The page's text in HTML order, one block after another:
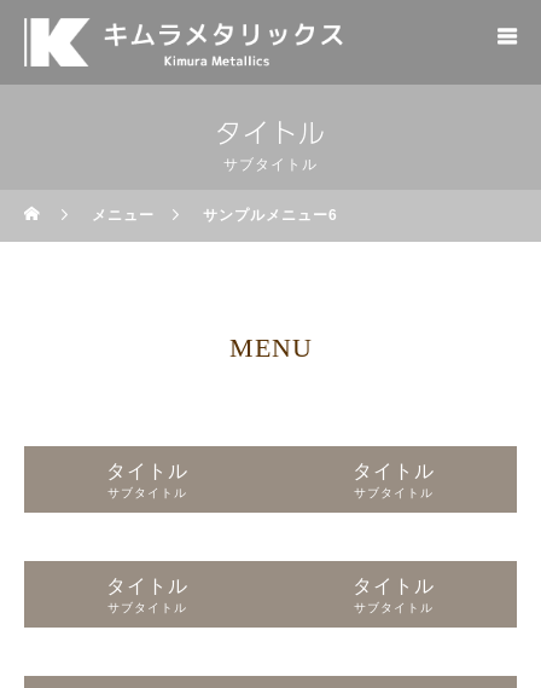
タイトル
サブタイトル
メニュー サンプルメニュー6
MENU
タイトル
サブタイトル
タイトル
サブタイトル
タイトル
サブタイトル
タイトル
サブタイトル